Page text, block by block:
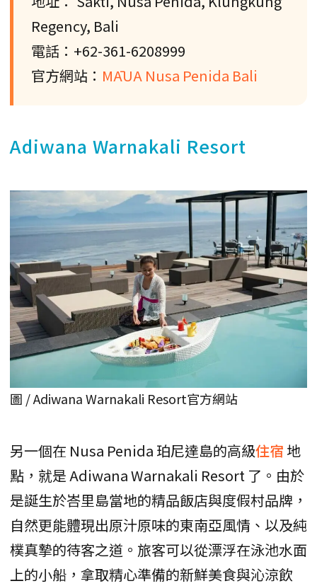
Regency, Bali
電話：+62-361-6208999
官方網站： MĀUA Nusa Penida Bali
Adiwana Warnakali Resort
圖 / Adiwana Warnakali Resort官方網站
另一個在 Nusa Penida 珀尼達島的高級住宿 地
點，就是 Adiwana Warnakali Resort 了。由於
是誕生於峇里島當地的精品飯店與度假村品牌，
自然更能體現出原汁原味的東南亞風情、以及純
樸真摯的待客之道。旅客可以從漂浮在泳池水面
上的小船，拿取精心準備的新鮮美食與沁涼飲